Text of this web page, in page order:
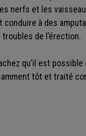
nerfs et les
conduire à des
de l’érection.
qu’il est
tôt et traité